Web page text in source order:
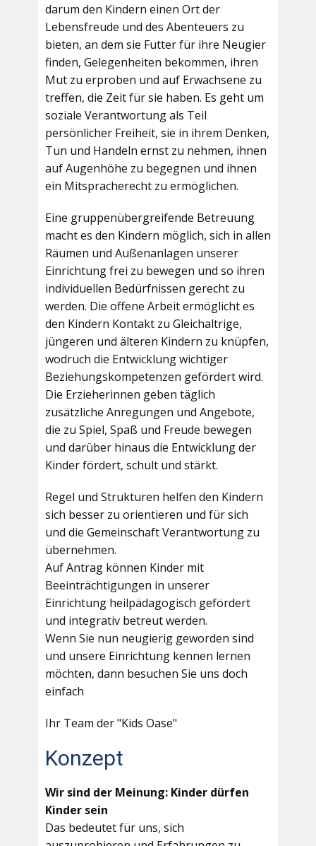
darum den Kindern einen Ort der
Lebensfreude und des Abenteuers zu
bieten, an dem sie Futter für ihre Neugier
finden, Gelegenheiten bekommen, ihren
Mut zu erproben und auf Erwachsene zu
treffen, die Zeit für sie haben. Es geht um
soziale Verantwortung als Teil
persönlicher Freiheit, sie in ihrem Denken,
Tun und Handeln ernst zu nehmen, ihnen
auf Augenhöhe zu begegnen und ihnen
ein Mitspracherecht zu ermöglichen.
Eine gruppenübergreifende Betreuung
macht es den Kindern möglich, sich in allen
Räumen und Außenanlagen unserer
Einrichtung frei zu bewegen und so ihren
individuellen Bedürfnissen gerecht zu
werden. Die offene Arbeit ermöglicht es
den Kindern Kontakt zu Gleichaltrige,
jüngeren und älteren Kindern zu knüpfen,
wodruch die Entwicklung wichtiger
Beziehungskompetenzen gefördert wird.
Die Erzieherinnen geben täglich
zusätzliche Anregungen und Angebote,
die zu Spiel, Spaß und Freude bewegen
und darüber hinaus die Entwicklung der
Kinder fördert, schult und stärkt.
Regel und Strukturen helfen den Kindern
sich besser zu orientieren und für sich
und die Gemeinschaft Verantwortung zu
übernehmen.
Auf Antrag können Kinder mit
Beeinträchtigungen in unserer
Einrichtung heilpädagogisch gefördert
und integrativ betreut werden.
Wenn Sie nun neugierig geworden sind
und unsere Einrichtung kennen lernen
möchten, dann besuchen Sie uns doch
einfach
Ihr Team der "Kids Oase"
Konzept
Wir sind der Meinung: Kinder dürfen
Kinder sein
Das bedeutet für uns, sich